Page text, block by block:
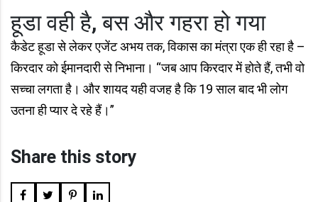
हूडा वही है, बस और गहरा हो गया
कैडेट हूडा से लेकर एजेंट अभय तक, विकास का मंत्रा एक ही रहा है –
किरदार को ईमानदारी से निभाना। “जब आप किरदार में होते हैं, तभी वो
सच्चा लगता है। और शायद यही वजह है कि 19 साल बाद भी लोग
उतना ही प्यार दे रहे हैं।”
Share this story